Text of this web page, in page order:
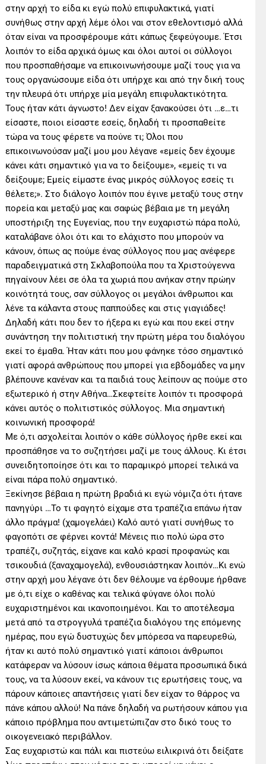
στην αρχή το είδα κι εγώ πολύ επιφυλακτικά, γιατί
συνήθως στην αρχή λέμε όλοι ναι στον εθελοντισμό αλλά
όταν είναι να προσφέρουμε κάτι κάπως ξεφεύγουμε. Έτσι
λοιπόν το είδα αρχικά όμως και όλοι αυτοί οι σύλλογοι
που προσπαθήσαμε να επικοινωνήσουμε μαζί τους για να
τους οργανώσουμε είδα ότι υπήρχε και από την δική τους
την πλευρά ότι υπήρχε μία μεγάλη επιφυλακτικότητα.
Τους ήταν κάτι άγνωστο! Δεν είχαν ξανακούσει ότι …ε…τι
είσαστε, ποιοι είσαστε εσείς, δηλαδή τι προσπαθείτε
τώρα να τους φέρετε να πούνε τι; Όλοι που
επικοινωνούσαν μαζί μου μου λέγανε «εμείς δεν έχουμε
κάνει κάτι σημαντικό για να το δείξουμε», «εμείς τι να
δείξουμε; Εμείς είμαστε ένας μικρός σύλλογος εσείς τι
θέλετε;». Στο διάλογο λοιπόν που έγινε μεταξύ τους στην
πορεία και μεταξύ μας και σαφώς βέβαια με τη μεγάλη
υποστήριξη της Ευγενίας, που την ευχαριστώ πάρα πολύ,
καταλάβανε όλοι ότι και το ελάχιστο που μπορούν να
κάνουν, όπως ας πούμε ένας σύλλογος που μας ανέφερε
παραδειγματικά στη Σκλαβοπούλα που τα Χριστούγεννα
πηγαίνουν λέει σε όλα τα χωριά που ανήκαν στην πρώην
κοινότητά τους, σαν σύλλογος οι μεγάλοι άνθρωποι και
λένε τα κάλαντα στους παππούδες και στις γιαγιάδες!
Δηλαδή κάτι που δεν το ήξερα κι εγώ και που εκεί στην
συνάντηση την πολιτιστική την πρώτη μέρα του διαλόγου
εκεί το έμαθα. Ήταν κάτι που μου φάνηκε τόσο σημαντικό
γιατί αφορά ανθρώπους που μπορεί για εβδομάδες να μην
βλέπουνε κανέναν και τα παιδιά τους λείπουν ας πούμε στο
εξωτερικό ή στην Αθήνα…Σκεφτείτε λοιπόν τι προσφορά
κάνει αυτός ο πολιτιστικός σύλλογος. Μια σημαντική
κοινωνική προσφορά!
Με ό,τι ασχολείται λοιπόν ο κάθε σύλλογος ήρθε εκεί και
προσπάθησε να το συζητήσει μαζί με τους άλλους. Κι έτσι
συνειδητοποίησε ότι και το παραμικρό μπορεί τελικά να
είναι πάρα πολύ σημαντικό.
Ξεκίνησε βέβαια η πρώτη βραδιά κι εγώ νόμιζα ότι ήτανε
πανηγύρι …Το τι φαγητό είχαμε στα τραπέζια επάνω ήταν
άλλο πράγμα! (χαμογελάει) Καλό αυτό γιατί συνήθως το
φαγοπότι σε φέρνει κοντά! Μένεις πιο πολύ ώρα στο
τραπέζι, συζητάς, είχανε και καλό κρασί προφανώς και
τσικουδιά (ξαναχαμογελά), ενθουσιάστηκαν λοιπόν…Κι ενώ
στην αρχή μου λέγανε ότι δεν θέλουμε να έρθουμε ήρθανε
με ό,τι είχε ο καθένας και τελικά φύγανε όλοι πολύ
ευχαριστημένοι και ικανοποιημένοι. Και το αποτέλεσμα
μετά από τα στρογγυλά τραπέζια διαλόγου της επόμενης
ημέρας, που εγώ δυστυχώς δεν μπόρεσα να παρευρεθώ,
ήταν κι αυτό πολύ σημαντικό γιατί κάποιοι άνθρωποι
κατάφεραν να λύσουν ίσως κάποια θέματα προσωπικά δικά
τους, να τα λύσουν εκεί, να κάνουν τις ερωτήσεις τους, να
πάρουν κάποιες απαντήσεις γιατί δεν είχαν το θάρρος να
πάνε κάπου αλλού! Να πάνε δηλαδή να ρωτήσουν κάπου για
κάποιο πρόβλημα που αντιμετώπιζαν στο δικό τους το
οικογενειακό περιβάλλον.
Σας ευχαριστώ και πάλι και πιστεύω ειλικρινά ότι δείξατε